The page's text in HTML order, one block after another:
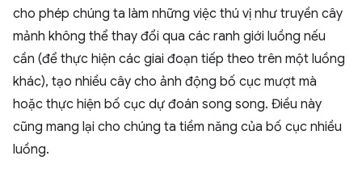
cho phép chúng ta làm những việc thú vị như truyền cây
mảnh không thể thay đổi qua các ranh giới luồng nếu
cần (để thực hiện các giai đoạn tiếp theo trên một luồng
khác), tạo nhiều cây cho ảnh động bố cục mượt mà
hoặc thực hiện bố cục dự đoán song song. Điều này
cũng mang lại cho chúng ta tiềm năng của bố cục nhiều
luồng.